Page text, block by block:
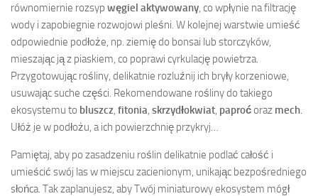
równomiernie rozsyp węgiel aktywowany , co wpłynie na filtrację
wody i zapobiegnie rozwojowi pleśni. W kolejnej warstwie umieść
odpowiednie podłoże, np. ziemię do bonsai lub storczyków,
mieszając ją z piaskiem, co poprawi cyrkulację powietrza.
Przygotowując rośliny, delikatnie rozluźnij ich bryły korzeniowe,
usuwając suche części. Rekomendowane rośliny do takiego
ekosystemu to bluszcz fitonia skrzydłokwiat paproćoraz mech
Ułóż je w podłożu, a ich powierzchnię przykryj…
Pamiętaj, aby po zasadzeniu roślin delikatnie podlać całość i
umieścić swój las w miejscu zacienionym, unikając bezpośredniego
słońca. Tak zaplanujesz, aby Twój miniaturowy ekosystem mógł